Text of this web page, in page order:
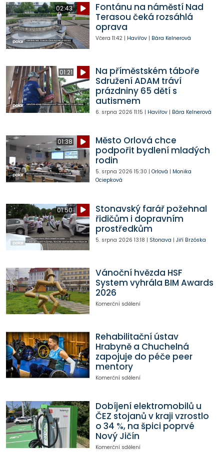
02:43
Fontánu na náměstí Nad
Terasou čeká rozsáhlá
oprava
Včera 11:42| Havířov| Bára Kelnerová
01:21
Na příměstském táboře
Sdružení ADAM tráví
prázdniny 65 dětí s
autismem
6. srpna 2026 11:15 | Havířov| Bára Kelnerová
01:38
Město Orlová chce
podpořit bydlení mladých
rodin
5. srpna 2026 15:30 | Orlová | Monika
Ociepková
01:50
Stonavský farář požehnal
řidičům i dopravním
prostředkům
5. srpna 2026 13:18 | Stonava | Jiří Brzóska
Vánoční hvězda HSF
System vyhrála BIM Awards
2026
Komerční sdělení
Rehabilitační ústav
Hrabyně a Chuchelná
zapojuje do péče peer
mentory
Komerční sdělení
Dobíjení elektromobilů u
ČEZ stojanů v kraji vzrostlo
o 34 %, na špici poprvé
Nový Jičín
Komerční sdělení